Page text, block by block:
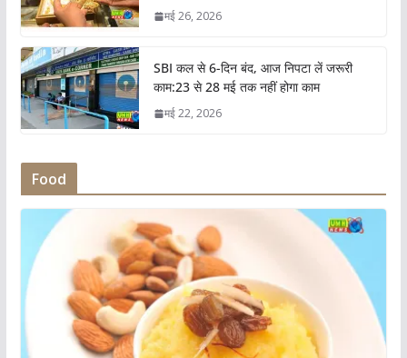
मई 26, 2026
SBI कल से 6-दिन बंद, आज निपटा लें जरूरी
काम:23 से 28 मई तक नहीं होगा काम
मई 22, 2026
Food